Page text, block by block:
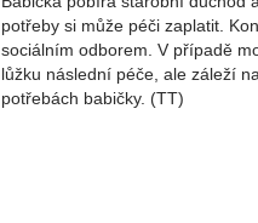
potřeby si může péči zaplatit.
sociálním odborem. V případě
lůžku následní péče, ale záleží
potřebách babičky. (TT)